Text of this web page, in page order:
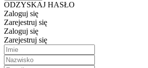
ODZYSKAJ HASŁO
Zaloguj się
Zarejestruj się
Zaloguj się
Zarejestruj się